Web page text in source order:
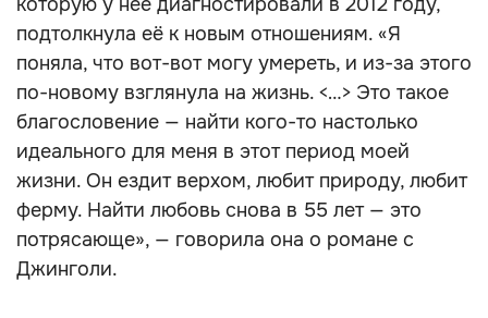
подтолкнула её к новым отношениям. «Я
поняла, что вот-вот могу умереть, и из-за этого
по-новому взглянула на жизнь. <…> Это такое
благословение — найти кого-то настолько
идеального для меня в этот период моей
жизни. Он ездит верхом, любит природу, любит
ферму. Найти любовь снова в 55 лет — это
потрясающе», — говорила она о романе с
Джинголи.